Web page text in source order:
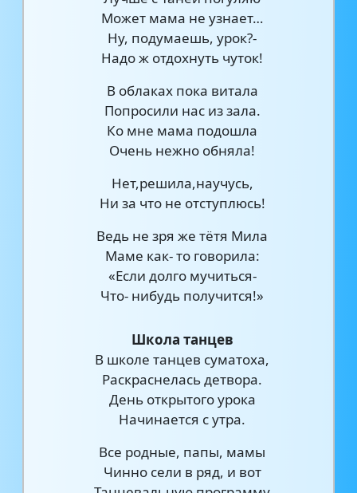
Может мама не узнает…
Ну, подумаешь, урок?-
Надо ж отдохнуть чуток!
В облаках пока витала
Попросили нас из зала.
Ко мне мама подошла
Очень нежно обняла!
Нет,решила,научусь,
Ни за что не отступлюсь!
Ведь не зря же тётя Мила
Маме как- то говорила:
«Если долго мучиться-
Что- нибудь получится!»
Школа танцев
В школе танцев суматоха,
Раскраснелась детвора.
День открытого урока
Начинается с утра.
Все родные, папы, мамы
Чинно сели в ряд, и вот